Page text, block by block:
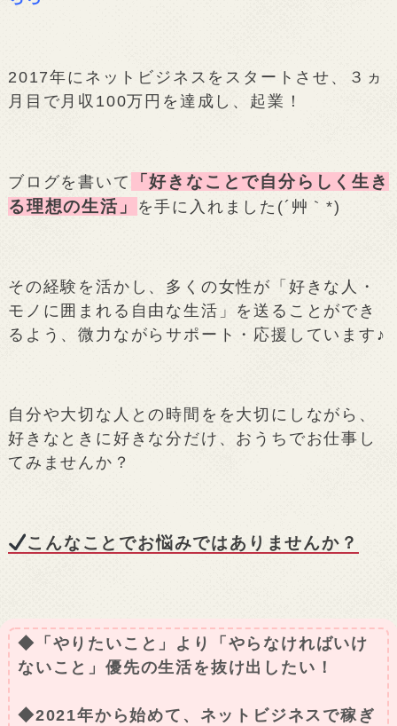
2017年にネットビジネスをスタートさせ、３ヵ
月目で月収100万円を達成し、起業！
ブログを書いて
「好きなことで自分らしく生き
る理想の生活」
を手に入れました(´艸｀*)
その経験を活かし、多くの女性が「好きな人・
モノに囲まれる自由な生活」を送ることができ
るよう、微力ながらサポート・応援しています♪
自分や大切な人との時間をを大切にしながら、
好きなときに好きな分だけ、おうちでお仕事し
てみませんか？
こんなことでお悩みではありませんか？
◆「やりたいこと」より「やらなければいけ
ないこと」優先の生活を抜け出したい！
◆2021年から始めて、ネットビジネスで稼ぎ